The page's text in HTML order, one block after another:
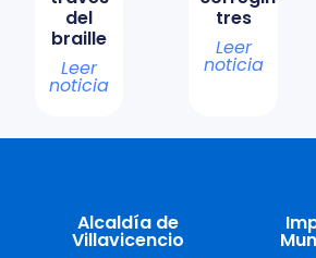
del
braille
Leer
noticia
tres
Leer
noticia
Alcaldía de
Villavicencio